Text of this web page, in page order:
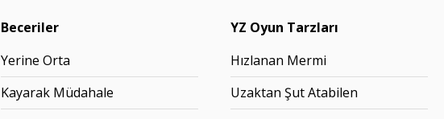
Beceriler
Yerine Orta
Kayarak Müdahale
YZ Oyun Tarzları
Hızlanan Mermi
Uzaktan Şut Atabilen